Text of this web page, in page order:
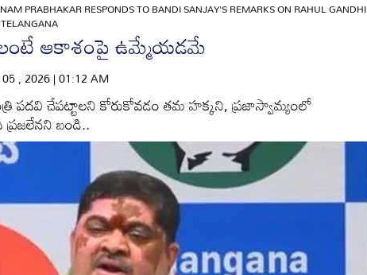
PRABHAKAR RESPONDS TO BANDI SANJAY'S REMARKS ON RAHUL GANDHI
ఆకాశంపై ఉమ్మేయడమే
, 2026 | 01:12 AM
పదవి చేపట్టాలని కోరుకోవడం తమ హక్కని, ప్రజాస్వామ్యంలో
బండి..